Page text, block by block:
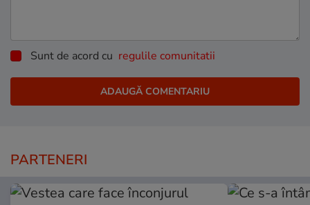
Sunt de acord cu regulile comunitatii
PARTENERI